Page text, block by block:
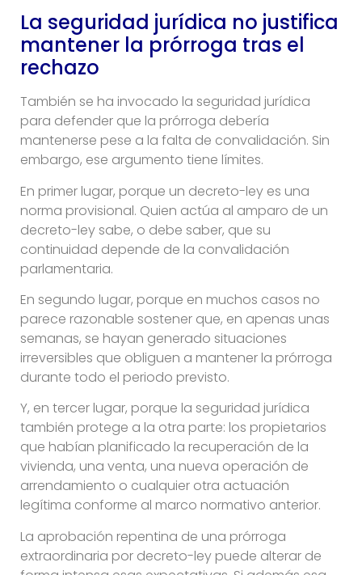
La seguridad jurídica no justifica
mantener la prórroga tras el
rechazo
También se ha invocado la seguridad jurídica
para defender que la prórroga debería
mantenerse pese a la falta de convalidación. Sin
embargo, ese argumento tiene límites.
En primer lugar, porque un decreto-ley es una
norma provisional. Quien actúa al amparo de un
decreto-ley sabe, o debe saber, que su
continuidad depende de la convalidación
parlamentaria.
En segundo lugar, porque en muchos casos no
parece razonable sostener que, en apenas unas
semanas, se hayan generado situaciones
irreversibles que obliguen a mantener la prórroga
durante todo el periodo previsto.
Y, en tercer lugar, porque la seguridad jurídica
también protege a la otra parte: los propietarios
que habían planificado la recuperación de la
vivienda, una venta, una nueva operación de
arrendamiento o cualquier otra actuación
legítima conforme al marco normativo anterior.
La aprobación repentina de una prórroga
extraordinaria por decreto-ley puede alterar de